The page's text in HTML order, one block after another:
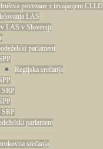
povezane z izvajanjem CLLD
LAS
LAS v Sloveniji
parlament
Regijska srečanja
SRP
SRP
parlament
srečanja